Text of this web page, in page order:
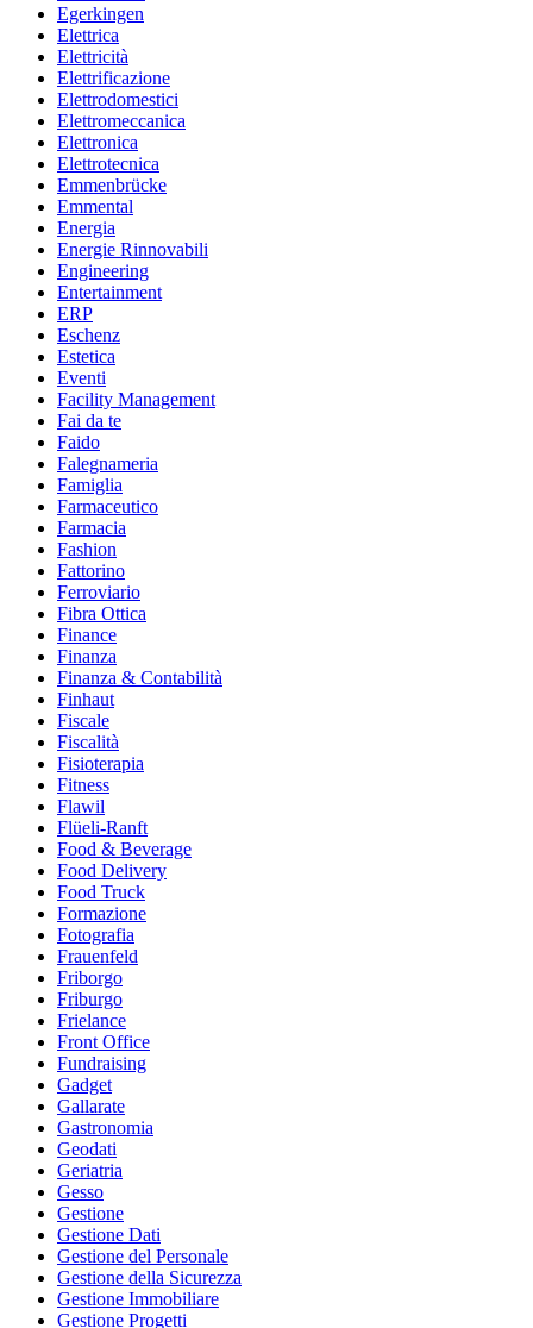
Egerkingen
Elettrica
Elettricità
Elettrificazione
Elettrodomestici
Elettromeccanica
Elettronica
Elettrotecnica
Emmenbrücke
Emmental
Energia
Energie Rinnovabili
Engineering
Entertainment
ERP
Eschenz
Estetica
Eventi
Facility Management
Fai da te
Faido
Falegnameria
Famiglia
Farmaceutico
Farmacia
Fashion
Fattorino
Ferroviario
Fibra Ottica
Finance
Finanza
Finanza & Contabilità
Finhaut
Fiscale
Fiscalità
Fisioterapia
Fitness
Flawil
Flüeli-Ranft
Food & Beverage
Food Delivery
Food Truck
Formazione
Fotografia
Frauenfeld
Friborgo
Friburgo
Frielance
Front Office
Fundraising
Gadget
Gallarate
Gastronomia
Geodati
Geriatria
Gesso
Gestione
Gestione Dati
Gestione del Personale
Gestione della Sicurezza
Gestione Immobiliare
Gestione Progetti